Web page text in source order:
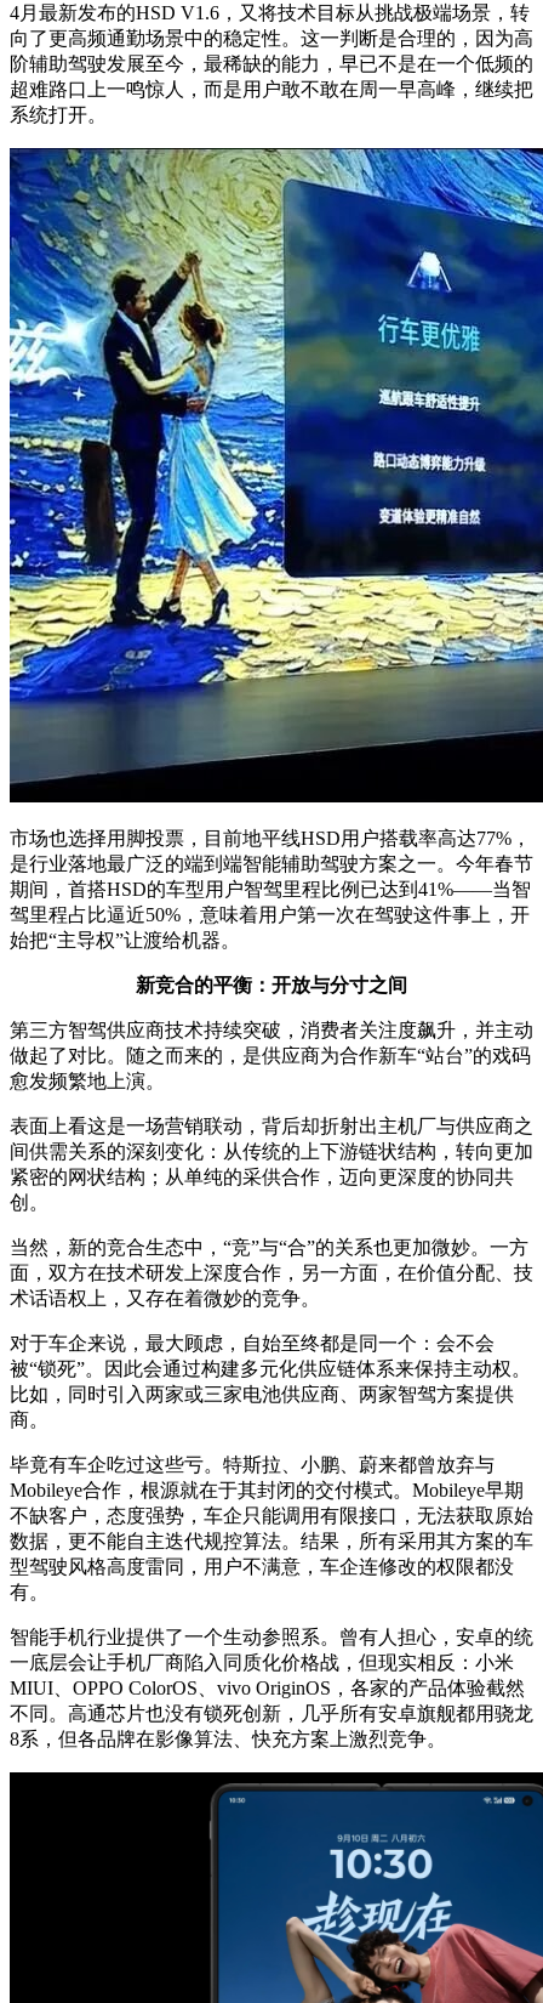
4月最新发布的HSD V1.6，又将技术目标从挑战极端场景，转
向了更高频通勤场景中的稳定性。这一判断是合理的，因为高
阶辅助驾驶发展至今，最稀缺的能力，早已不是在一个低频的
超难路口上一鸣惊人，而是用户敢不敢在周一早高峰，继续把
系统打开。
市场也选择用脚投票，目前地平线HSD用户搭载率高达77%，
是行业落地最广泛的端到端智能辅助驾驶方案之一。今年春节
期间，首搭HSD的车型用户智驾里程比例已达到41%——当智
驾里程占比逼近50%，意味着用户第一次在驾驶这件事上，开
始把“主导权”让渡给机器。
新竞合的平衡：开放与分寸之间
第三方智驾供应商技术持续突破，消费者关注度飙升，并主动
做起了对比。随之而来的，是供应商为合作新车“站台”的戏码
愈发频繁地上演。
表面上看这是一场营销联动，背后却折射出主机厂与供应商之
间供需关系的深刻变化：从传统的上下游链状结构，转向更加
紧密的网状结构；从单纯的采供合作，迈向更深度的协同共
创。
当然，新的竞合生态中，“竞”与“合”的关系也更加微妙。一方
面，双方在技术研发上深度合作，另一方面，在价值分配、技
术话语权上，又存在着微妙的竞争。
对于车企来说，最大顾虑，自始至终都是同一个：会不会
被“锁死”。因此会通过构建多元化供应链体系来保持主动权。
比如，同时引入两家或三家电池供应商、两家智驾方案提供
商。
毕竟有车企吃过这些亏。特斯拉、小鹏、蔚来都曾放弃与
Mobileye合作，根源就在于其封闭的交付模式。Mobileye早期
不缺客户，态度强势，车企只能调用有限接口，无法获取原始
数据，更不能自主迭代规控算法。结果，所有采用其方案的车
型驾驶风格高度雷同，用户不满意，车企连修改的权限都没
有。
智能手机行业提供了一个生动参照系。曾有人担心，安卓的统
一底层会让手机厂商陷入同质化价格战，但现实相反：小米
MIUI、OPPO ColorOS、vivo OriginOS，各家的产品体验截然
不同。高通芯片也没有锁死创新，几乎所有安卓旗舰都用骁龙
8系，但各品牌在影像算法、快充方案上激烈竞争。